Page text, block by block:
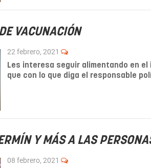
VACUNACIÓN
22 febrero, 2021
Les interesa seguir alimentando en
que con lo que diga el responsable
Y MÁS A LAS
08 febrero, 2021